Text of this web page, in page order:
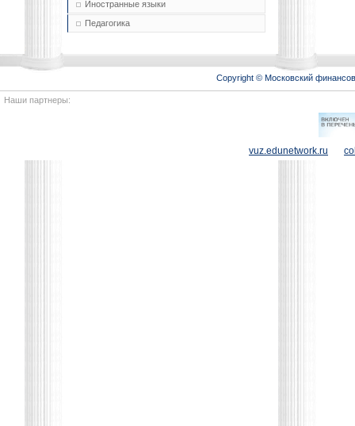
Иностранные языки
Педагогика
Copyright © Московский
Наши партнеры:
vuz.edunetwork.ru